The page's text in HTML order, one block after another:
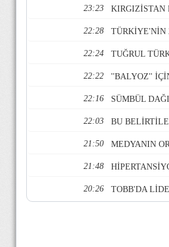
23:23 KIRGIZİSTAN
22:28 TÜRKİYE'NİN
22:24 TUĞRUL
22:22 ''BALYOZ''
22:16 SÜMBÜL
22:03 BU
21:50 MEDYANIN
21:48
20:26 TOBB'DA